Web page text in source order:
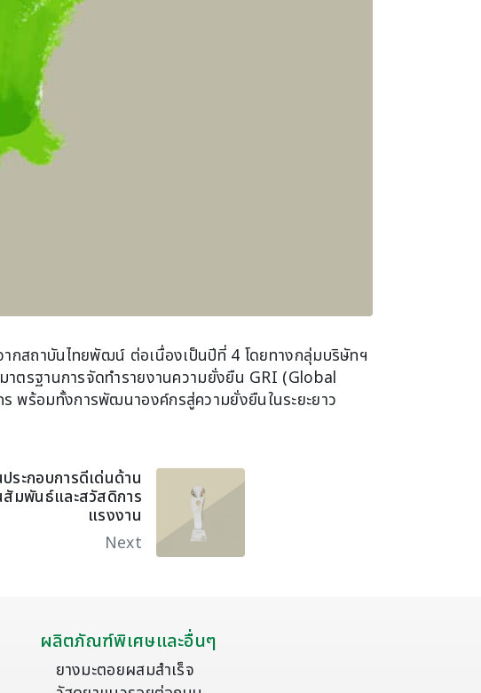
สถาบันไทยพัฒน์ ต่อเนื่องเป็นปีที่ 4 โดยทางกลุ่มบริษัทฯ
ตรฐานการจัดทำรายงานความยั่งยืน GRI (Global
พร้อมทั้งการพัฒนาองค์กรสู่ความยั่งยืนในระยะยาว
ระกอบการดีเด่นด้าน
สัมพันธ์และสวัสดิการ
แรงงาน
Next
ผลิตภัณฑ์พิเศษและอื่นๆ
ยางมะตอยผสมสำเร็จ